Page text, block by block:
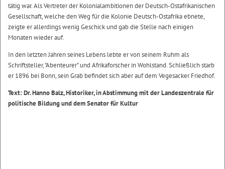
tätig war. Als Vertreter der Kolonialambitionen der Deutsch-Ostafrikanischen
Gesellschaft, welche den Weg für die Kolonie Deutsch-Ostafrika ebnete,
zeigte er allerdings wenig Geschick und gab die Stelle nach einigen
Monaten wieder auf.
In den letzten Jahren seines Lebens lebte er von seinem Ruhm als
Schriftsteller, "Abenteurer" und Afrikaforscher in Wohlstand. Schließlich starb
er 1896 bei Bonn, sein Grab befindet sich aber auf dem Vegesacker Friedhof.
Text: Dr. Hanno Balz, Historiker, in Abstimmung mit der Landeszentrale für
politische Bildung und dem Senator für Kultur